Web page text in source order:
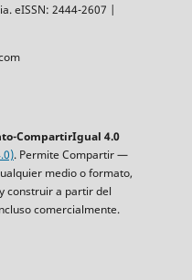
eISSN: 2444-2607 |
CompartirIgual 4.0
. Permite Compartir —
medio o formato,
construir a partir del
comercialmente.